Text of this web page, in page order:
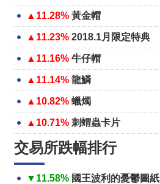
▲11.28% 黃金帽
▲11.23% 2018.1月限定特典
▲11.16% 牛仔帽
▲11.14% 龍鱗
▲10.82% 蠟燭
▲10.71% 刺蝟蟲卡片
交易所跌幅排行
▼11.58% 國王波利的憂鬱圖紙